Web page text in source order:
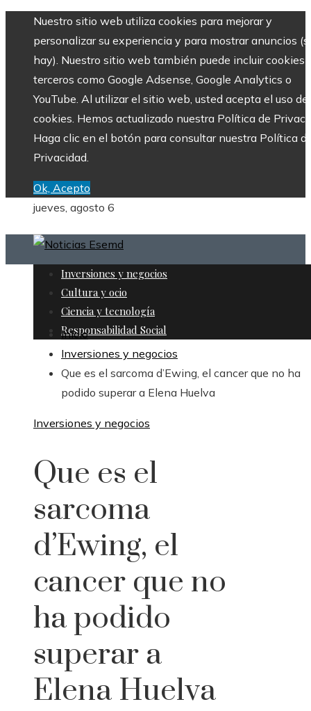
Nuestro sitio web utiliza cookies para mejorar y
personalizar su experiencia y para mostrar anuncios
hay). Nuestro sitio web también puede incluir cookies
terceros como Google Adsense, Google Analytics o
YouTube. Al utilizar el sitio web, usted acepta el uso de
cookies. Hemos actualizado nuestra Política de
Haga clic en el botón para consultar nuestra Política
Privacidad.
Ok, Acepto
jueves, agosto 6
Inversiones y negocios
Cultura y ocio
Ciencia y tecnología
Responsabilidad Social
Inicio
Inversiones y negocios
Que es el sarcoma d’Ewing, el cancer que no ha
podido superar a Elena Huelva
Inversiones y negocios
Que es el
sarcoma
d’Ewing, el
cancer que no
ha podido
superar a
Elena Huelva